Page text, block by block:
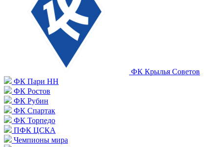
ФК Крылья Советов
ФК Пари НН
ФК Ростов
ФК Рубин
ФК Спартак
ФК Торпедо
ПФК ЦСКА
Чемпионы мира